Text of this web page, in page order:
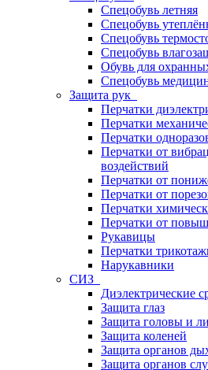
Спецобувь летняя
Спецобувь
Спецобувь
Спецобувь
Обувь для
Спецобувь
Защита рук
Перчатки
Перчатки
Перчатки
Перчатки от
воздействий
Перчатки от
Перчатки от
Перчатки
Перчатки от
Рукавицы
Перчатки
Нарукавники
СИЗ
Диэлектрические
Защита глаз
Защита головы и
Защита коленей
Защита органов
Защита органов